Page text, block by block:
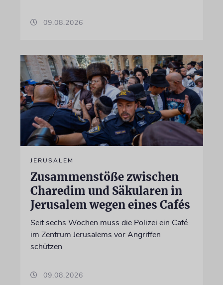
09.08.2026
JERUSALEM
Zusammenstöße zwischen
Charedim und Säkularen in
Jerusalem wegen eines Cafés
Seit sechs Wochen muss die Polizei ein Café
im Zentrum Jerusalems vor Angriffen
schützen
09.08.2026